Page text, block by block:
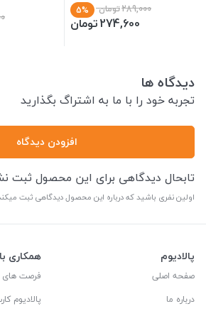
289,000تومان 5%
274,600تومان
دیدگاه ها
تجربه خود را با ما به اشتراگ بگذارید
افزودن دیدگاه
تابحال دیدگاهی برای این محصول ثبت
اولین نفری باشید که درباره این محصول دیدگاهی ثبت
پالادیوم
صفحه اصلی
درباره ما
همکاری
فرصت
پالادیوم